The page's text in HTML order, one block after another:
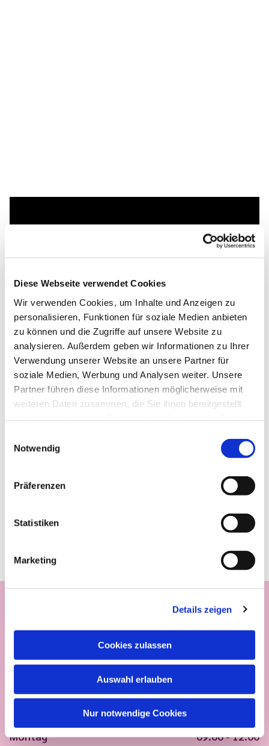
Diese Webseite verwendet Cookies
Wir verwenden Cookies, um Inhalte und Anzeigen zu
personalisieren, Funktionen für soziale Medien anbieten
zu können und die Zugriffe auf unsere Website zu
analysieren. Außerdem geben wir Informationen zu Ihrer
Verwendung unserer Website an unsere Partner für
soziale Medien, Werbung und Analysen weiter. Unsere
Partner führen diese Informationen möglicherweise mit
weiteren Daten zusammen, die Sie ihnen bereitgestellt
Notwendig
Präferenzen
Statistiken
Marketing
Details zeigen
Cookies zulassen
Auswahl erlauben
Nur notwendige Cookies
Dies könnte Sie auch
interessieren
Montag
09:00 - 12:00